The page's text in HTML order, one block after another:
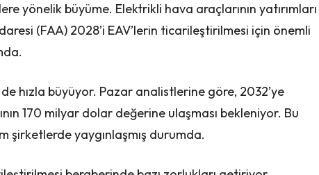
yönelik büyüme. Elektrikli hava araçlarının yatırımları
(FAA) 2028’i EAV’lerin ticarileştirilmesi için önemli
hızla büyüyor. Pazar analistlerine göre, 2032’ye
170 milyar dolar değerine ulaşması bekleniyor. Bu
şirketlerde yaygınlaşmış durumda.